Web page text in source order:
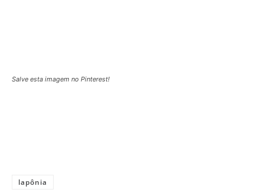
Salve esta imagem no Pinterest!
lapônia